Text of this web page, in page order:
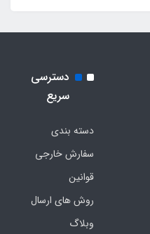
دسترسی
سریع
دسته بندی
سفارش خارجی
قوانین
روش های ارسال
وبلاگ